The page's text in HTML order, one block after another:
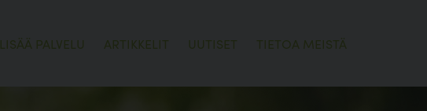
LISÄÄ PALVELU ARTIKKELIT UUTISET TIETOA MEISTÄ